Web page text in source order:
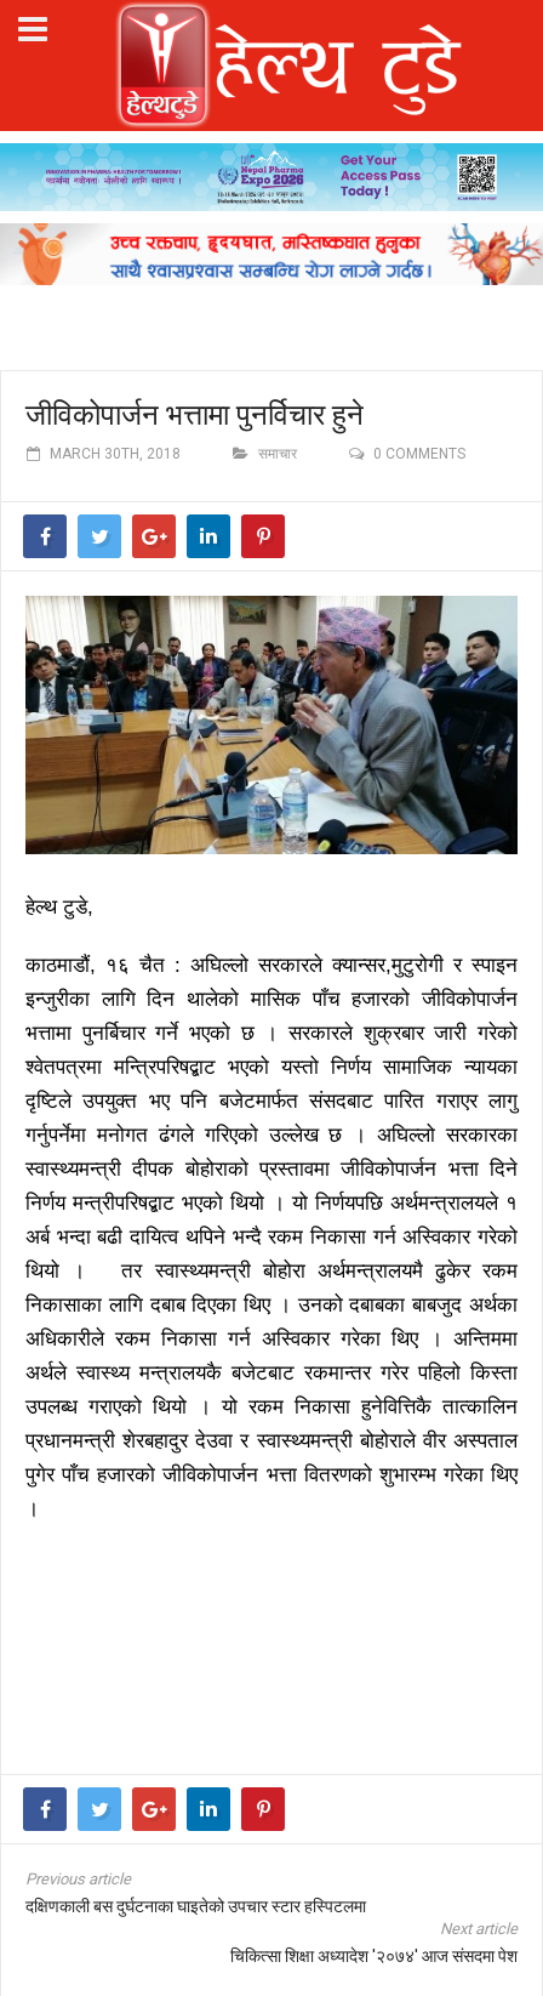
जीविकोपार्जन भत्तामा पुनर्विचार हुने
MARCH 30TH, 2018 समाचार 0 COMMENTS
हेल्थ टुडे,
काठमाडौं, १६ चैत : अघिल्लो सरकारले क्यान्सर,मुटुरोगी र स्पाइन
इन्जुरीका लागि दिन थालेको मासिक पाँच हजारको जीविकोपार्जन
भत्तामा पुनर्बिचार गर्ने भएको छ । सरकारले शुक्रबार जारी गरेको
श्वेतपत्रमा मन्त्रिपरिषद्बाट भएको यस्तो निर्णय सामाजिक न्यायका
दृष्टिले उपयुक्त भए पनि बजेटमार्फत संसदबाट पारित गराएर लागु
गर्नुपर्नेमा मनोगत ढंगले गरिएको उल्लेख छ । अघिल्लो सरकारका
स्वास्थ्यमन्त्री दीपक बोहोराको प्रस्तावमा जीविकोपार्जन भत्ता दिने
निर्णय मन्त्रीपरिषद्बाट भएको थियो । यो निर्णयपछि अर्थमन्त्रालयले १
अर्ब भन्दा बढी दायित्व थपिने भन्दै रकम निकासा गर्न अस्विकार गरेको
थियो । तर स्वास्थ्यमन्त्री बोहोरा अर्थमन्त्रालयमै ढुकेर रकम
निकासाका लागि दबाब दिएका थिए । उनको दबाबका बाबजुद अर्थका
अधिकारीले रकम निकासा गर्न अस्विकार गरेका थिए । अन्तिममा
अर्थले स्वास्थ्य मन्त्रालयकै बजेटबाट रकमान्तर गरेर पहिलो किस्ता
उपलब्ध गराएको थियो । यो रकम निकासा हुनेवित्तिकै तात्कालिन
प्रधानमन्त्री शेरबहादुर देउवा र स्वास्थ्यमन्त्री बोहोराले वीर अस्पताल
पुगेर पाँच हजारको जीविकोपार्जन भत्ता वितरणको शुभारम्भ गरेका थिए
।
Previous article
दक्षिणकाली बस दुर्घटनाका घाइतेको उपचार स्टार हस्पिटलमा
Next article
चिकित्सा शिक्षा अध्यादेश '२०७४' आज संसदमा पेश